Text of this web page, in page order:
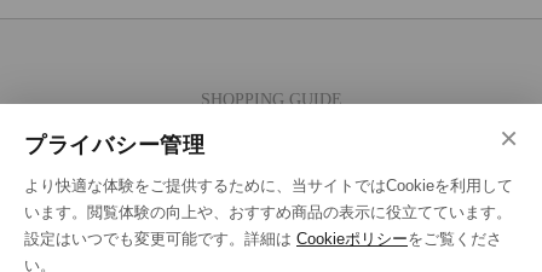
SHOPPING GUIDE
送料・ラッピング·配送方法
×
プライバシー管理
より快適な体験をご提供するために、当サイトではCookieを利用して
います。閲覧体験の向上や、おすすめ商品の表示に役立てています。
設定はいつでも変更可能です。詳細は Cookieポリシーをご覧くださ
い。